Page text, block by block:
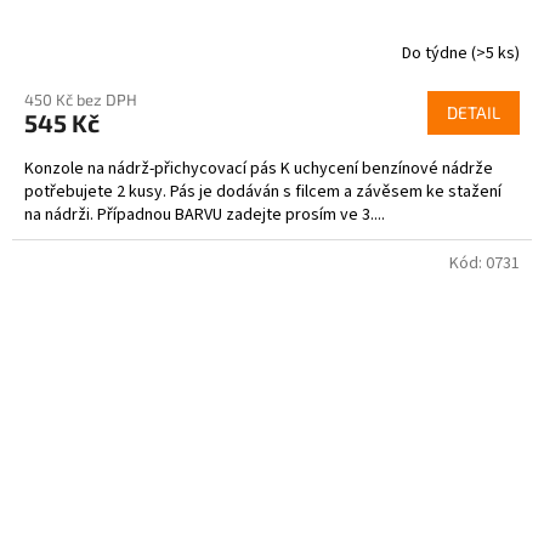
Do týdne (>5 ks)
450 Kč bez DPH
545 Kč DETAIL
Konzole na nádrž-přichycovací pás K uchycení benzínové nádrže
potřebujete 2 kusy. Pás je dodáván s filcem a závěsem ke stažení
na nádrži. Případnou BARVU zadejte prosím ve 3....
Kód: 0731